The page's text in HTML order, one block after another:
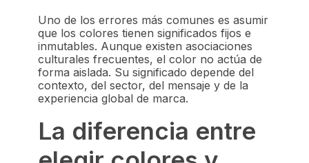
Uno de los errores más comunes es asumir
que los colores tienen significados fijos e
inmutables. Aunque existen asociaciones
culturales frecuentes, el color no actúa de
forma aislada. Su significado depende del
contexto, del sector, del mensaje y de la
experiencia global de marca.
La diferencia entre